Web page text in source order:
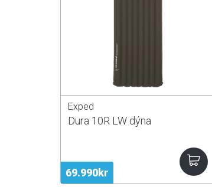
69.990kr
Exped
Dura 10R LW dýna